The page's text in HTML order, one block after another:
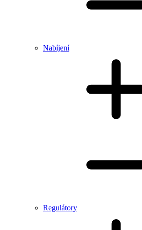
Nabíjení
Regulátory